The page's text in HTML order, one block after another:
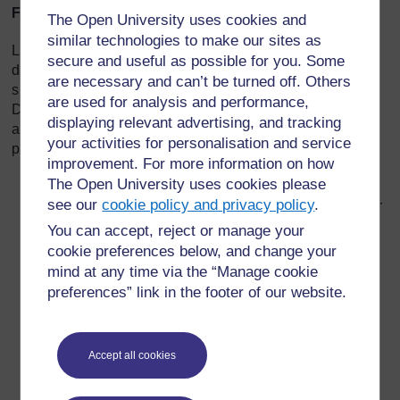
The Open University uses cookies and
similar technologies to make our sites as
secure and useful as possible for you. Some
are necessary and can’t be turned off. Others
are used for analysis and performance,
displaying relevant advertising, and tracking
your activities for personalisation and service
improvement. For more information on how
The Open University uses cookies please
see ourcookie policy and privacy policy.
You can accept, reject or manage your
cookie preferences below, and change your
mind at any time via the “Manage cookie
preferences” link in the footer of our website.
Accept all cookies
Faciliter l’apprentissage par la démonstration
manièred’expliquer est tout aussi importante que le fait
d’avoir de bonnes connaissances d’un sujet. Le fait de
simplement donner des informations n’est pas suffisant.
Démontrer une idée ou un concept de manière pratique
aide souvent les élèves à apprendre. Ceci peut être fait de
plusieurs manières :
en utilisant des images, des diagrammes, des
maquettes, des spécimens et des objets pour montrer
ce que vous voulez dire ;
en demandant aux élèves eux-mêmes d’examiner
l’objet de votre explication. Par exemple, quand vous
donnez une explication à propos d’une plante, ils
spécimen devant eux ;
en permettant à tous les élèves de voir clairement ce
que vous expliquez. Une démonstration établit le lien